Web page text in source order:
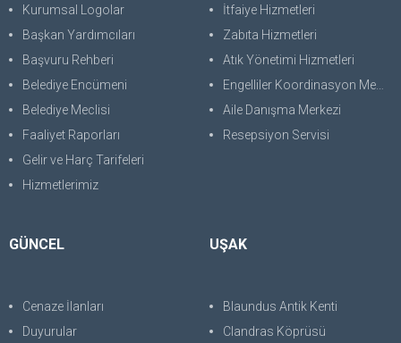
Kurumsal Logolar
Başkan Yardımcıları
Başvuru Rehberi
Belediye Encümeni
Belediye Meclisi
Faaliyet Raporları
Gelir ve Harç Tarifeleri
Hizmetlerimiz
İtfaiye Hizmetleri
Zabıta Hizmetleri
Atık Yönetimi Hizmetleri
Engelliler Koordinasyon Merkezi
Aile Danışma Merkezi
Resepsiyon Servisi
GÜNCEL
Cenaze İlanları
Duyurular
UŞAK
Blaundus Antik Kenti
Clandras Köprüsü